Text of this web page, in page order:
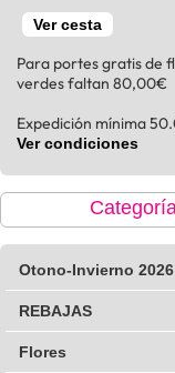
Ver cesta
Para portes gratis de
verdes faltan 80,00€
Expedición mínima
Ver condiciones
Otono-Invierno 2026
REBAJAS
Flores